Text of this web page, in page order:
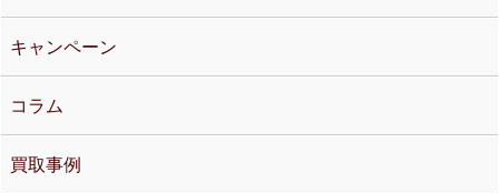
キャンペーン
コラム
買取事例